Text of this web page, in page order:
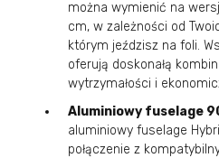
można wymienić na
cm, w zależności od
którym jeździsz na foli.
oferują doskonałą
wytrzymałości i
Aluminiowy fuselage
aluminiowy fuselage
połączenie z